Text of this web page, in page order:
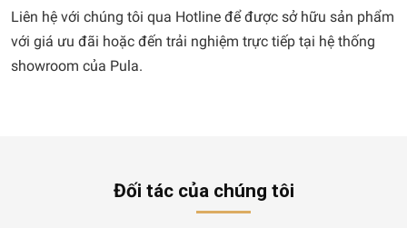
Liên hệ với chúng tôi qua Hotline để được sở hữu sản phẩm
với giá ưu đãi hoặc đến trải nghiệm trực tiếp tại hệ thống
showroom của Pula.
Đối tác của chúng tôi